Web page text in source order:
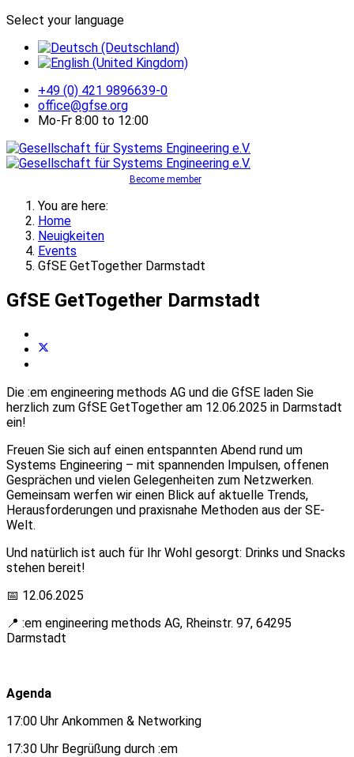
Select your language
+49 (0) 421 9896639-0
office@gfse.org
Mo-Fr 8:00 to 12:00
Become member
You are here:
Home
Neuigkeiten
Events
GfSE GetTogether Darmstadt
GfSE GetTogether Darmstadt
Die :em engineering methods AG und die GfSE laden Sie
herzlich zum GfSE GetTogether am 12.06.2025 in Darmstadt
ein!
Freuen Sie sich auf einen entspannten Abend rund um
Systems Engineering – mit spannenden Impulsen, offenen
Gesprächen und vielen Gelegenheiten zum Netzwerken.
Gemeinsam werfen wir einen Blick auf aktuelle Trends,
Herausforderungen und praxisnahe Methoden aus der SE-
Welt.
Und natürlich ist auch für Ihr Wohl gesorgt: Drinks und Snacks
stehen bereit!
📅 12.06.2025
📍 :em engineering methods AG, Rheinstr. 97, 64295
Darmstadt
Agenda
17:00 Uhr Ankommen & Networking
17:30 Uhr Begrüßung durch :em